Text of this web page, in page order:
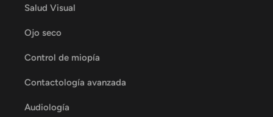
Salud Visual
Ojo seco
Control de miopía
Contactología avanzada
Audiología